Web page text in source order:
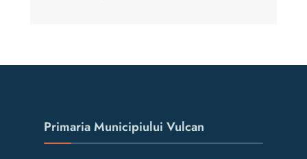
Primaria Municipiului Vulcan